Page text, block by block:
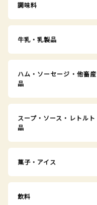
調味料
牛乳・乳製品
ハム・ソーセージ・他畜産
品
スープ・ソース・レトルト
品
菓子・アイス
飲料